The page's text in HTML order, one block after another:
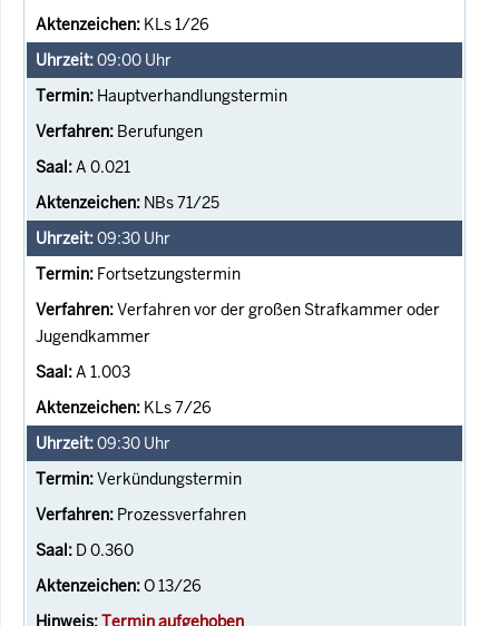
KLs 1/26
09:00 Uhr
Hauptverhandlungstermin
Berufungen
A 0.021
NBs 71/25
09:30 Uhr
Fortsetzungstermin
Verfahren vor der großen Strafkammer oder
Jugendkammer
A 1.003
KLs 7/26
09:30 Uhr
Verkündungstermin
Prozessverfahren
D 0.360
O 13/26
Termin aufgehoben